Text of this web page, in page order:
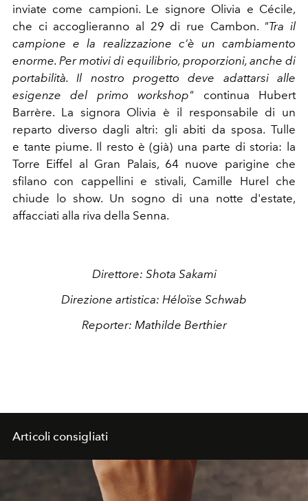
inviate come campioni. Le signore Olivia e Cécile,
che ci accoglieranno al 29 di rue Cambon. "Tra il
campione e la realizzazione c'è un cambiamento
enorme. Per motivi di equilibrio, proporzioni, anche di
portabilità. Il nostro progetto deve adattarsi alle
esigenze del primo workshop" continua Hubert
Barrère. La signora Olivia è il responsabile di un
reparto diverso dagli altri: gli abiti da sposa. Tulle
e tante piume. Il resto è (già) una parte di storia: la
Torre Eiffel al Gran Palais, 64 nuove parigine che
sfilano con cappellini e stivali, Camille Hurel che
chiude lo show. Un sogno di una notte d'estate,
affacciati alla riva della Senna.
Direttore: Shota Sakami
Direzione artistica: Héloïse Schwab
Reporter: Mathilde Berthier
Articoli consigliati